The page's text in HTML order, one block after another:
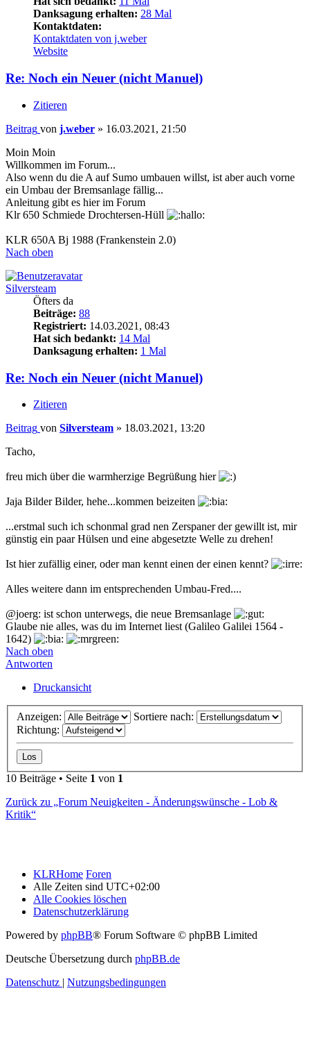
Danksagung erhalten: 28 Mal
Kontaktdaten:
Kontaktdaten von j.weber
Website
Re: Noch ein Neuer (nicht Manuel)
Zitieren
Beitrag von j.weber » 16.03.2021, 21:50
Moin Moin
Willkommen im Forum...
Also wenn du die A auf Sumo umbauen willst, ist aber auch vorne
ein Umbau der Bremsanlage fällig...
Anleitung gibt es hier im Forum
Klr 650 Schmiede Drochtersen-Hüll
KLR 650A Bj 1988 (Frankenstein 2.0)
Nach oben
Silversteam
Öfters da
Beiträge: 88
Registriert: 14.03.2021, 08:43
Hat sich bedankt: 14 Mal
Danksagung erhalten: 1 Mal
Re: Noch ein Neuer (nicht Manuel)
Zitieren
Beitrag von Silversteam » 18.03.2021, 13:20
Tacho,
freu mich über die warmherzige Begrüßung hier
Jaja Bilder Bilder, hehe...kommen beizeiten
...erstmal such ich schonmal grad nen Zerspaner der gewillt ist, mir
günstig ein paar Hülsen und eine abgesetzte Welle zu drehen!
Ist hier zufällig einer, oder man kennt einen der einen kennt?
Alles weitere dann im entsprechenden Umbau-Fred....
@joerg: ist schon unterwegs, die neue Bremsanlage
Glaube nie alles, was du im Internet liest (Galileo Galilei 1564 -
1642)
Nach oben
Antworten
Druckansicht
Anzeigen:
Sortiere nach:
Richtung:
10 Beiträge • Seite 1 von 1
Zurück zu „Forum Neuigkeiten - Änderungswünsche - Lob &
Kritik“
KLRHome Foren
Alle Zeiten sind UTC+02:00
Alle Cookies löschen
Datenschutzerklärung
Powered by phpBB® Forum Software © phpBB Limited
Deutsche Übersetzung durch phpBB.de
Datenschutz | Nutzungsbedingungen